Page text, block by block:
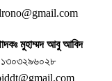
মুহাম্মদ আবু আবিদ